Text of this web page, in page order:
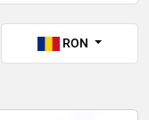
RON